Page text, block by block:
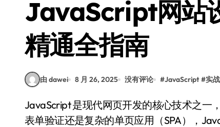
JavaScript网站
精通全指南
由 dawei 8 月 26, 2025 没有评论 #JavaScript #实战
JavaScript 是现代网页开发的核心技术之一，它使得网页能够实现动态交互功能。无论是简单的
表单验证还是复杂的单页应用（SPA），